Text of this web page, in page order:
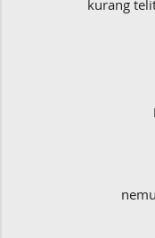
kurang teliti
nemu